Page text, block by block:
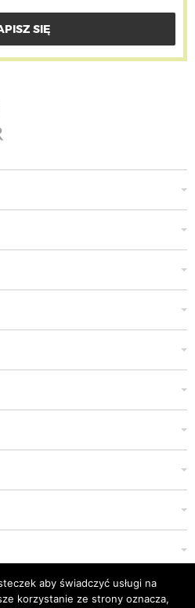
aby świadczyć usługi na
korzystanie ze strony oznacza,